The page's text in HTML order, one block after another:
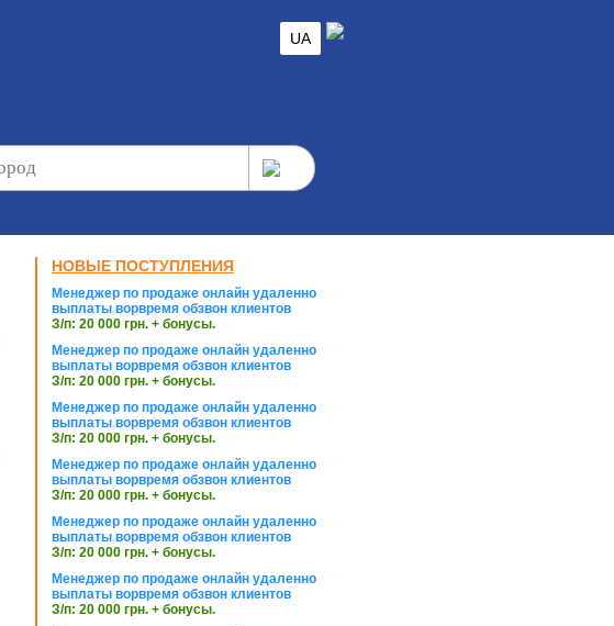
UA
НОВЫЕ ПОСТУПЛЕНИЯ
Менеджер по продаже онлайн удаленно
выплаты ворвремя обзвон клиентов
З/п: 20 000 грн. + бонусы.
Менеджер по продаже онлайн удаленно
выплаты ворвремя обзвон клиентов
З/п: 20 000 грн. + бонусы.
Менеджер по продаже онлайн удаленно
выплаты ворвремя обзвон клиентов
З/п: 20 000 грн. + бонусы.
Менеджер по продаже онлайн удаленно
выплаты ворвремя обзвон клиентов
З/п: 20 000 грн. + бонусы.
Менеджер по продаже онлайн удаленно
выплаты ворвремя обзвон клиентов
З/п: 20 000 грн. + бонусы.
Менеджер по продаже онлайн удаленно
выплаты ворвремя обзвон клиентов
З/п: 20 000 грн. + бонусы.